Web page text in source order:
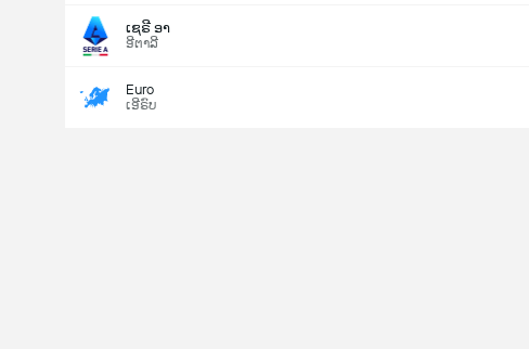
ເຊຣີ ອາ
ອີຕາລີ
Euro
ເອີຣົບ